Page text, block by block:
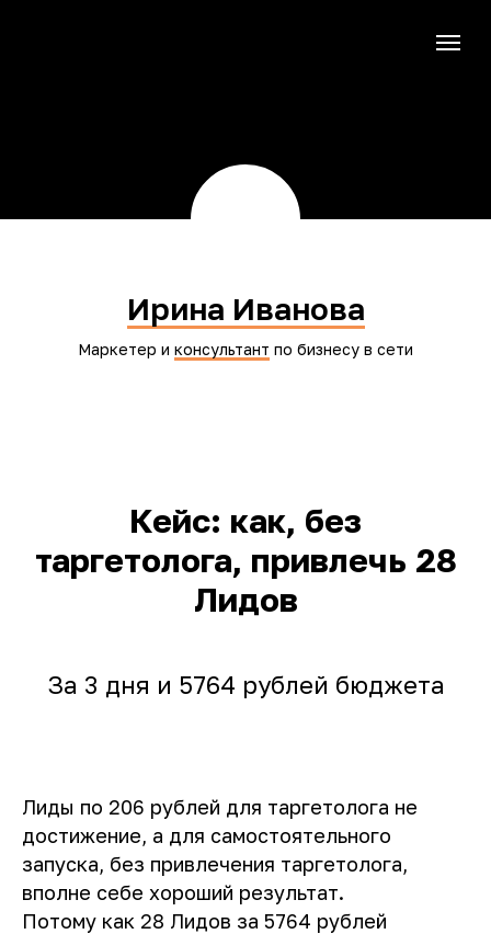
Ирина Иванова
Маркетер и консультант по бизнесу в сети
Кейс: как, без
таргетолога, привлечь 28
Лидов
За 3 дня и 5764 рублей бюджета
Лиды по 206 рублей для таргетолога не
достижение, а для самостоятельного
запуска, без привлечения таргетолога,
вполне себе хороший результат.
Потому как 28 Лидов за 5764 рублей